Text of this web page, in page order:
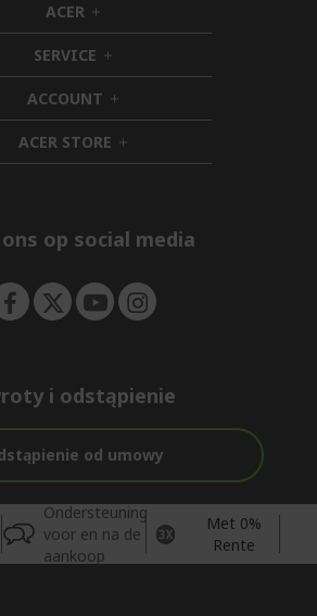
ACER h
i
d
d
e
n
SERVICE h
i
d
d
e
n
ACCOUNT h
i
d
d
ACER STORE h
i
e
op social media
i odstąpienie
od umowy
Ondersteuning
voor en na de
aankoop
Met 0%
Rente